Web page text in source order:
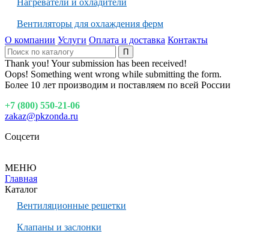
Нагреватели и охладители
Вентиляторы для охлаждения ферм
О компании Услуги Оплата и доставка Контакты
Thank you! Your submission has been received!
Oops! Something went wrong while submitting the form.
Более 10 лет производим и поставляем по всей России
+7 (800) 550-21-06
zakaz@pkzonda.ru
Соцсети
МЕНЮ
Главная
Каталог
Вентиляционные решетки
Клапаны и заслонки